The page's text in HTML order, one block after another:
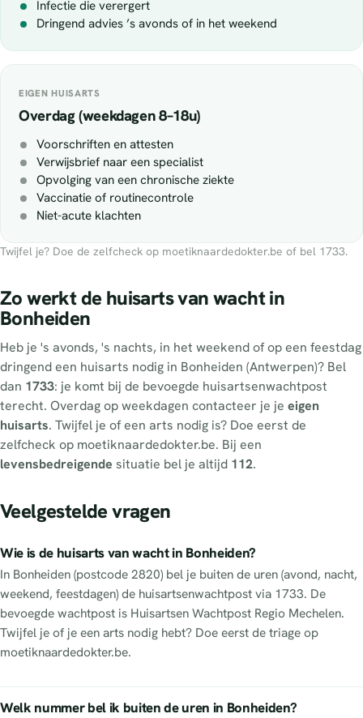
Infectie die verergert
Dringend advies ’s avonds of in het weekend
EIGEN HUISARTS
Overdag (weekdagen 8–18u)
Voorschriften en attesten
Verwijsbrief naar een specialist
Opvolging van een chronische ziekte
Vaccinatie of routinecontrole
Niet-acute klachten
Twijfel je? Doe de zelfcheck op moetiknaardedokter.be of bel 1733.
Zo werkt de huisarts van wacht in
Bonheiden
Heb je 's avonds, 's nachts, in het weekend of op een feestdag
dringend een huisarts nodig in Bonheiden (Antwerpen)? Bel
dan 1733: je komt bij de bevoegde huisartsenwachtpost
terecht. Overdag op weekdagen contacteer je je eigen
huisarts. Twijfel je of een arts nodig is? Doe eerst de
zelfcheck op moetiknaardedokter.be. Bij een
levensbedreigende situatie bel je altijd 112.
Veelgestelde vragen
Wie is de huisarts van wacht in Bonheiden?
In Bonheiden (postcode 2820) bel je buiten de uren (avond, nacht,
weekend, feestdagen) de huisartsenwachtpost via 1733. De
bevoegde wachtpost is Huisartsen Wachtpost Regio Mechelen.
Twijfel je of je een arts nodig hebt? Doe eerst de triage op
moetiknaardedokter.be.
Welk nummer bel ik buiten de uren in Bonheiden?